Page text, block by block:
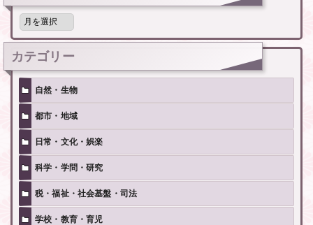
月
記
事
カテゴリー
自然・生物
都市・地域
日常・文化・娯楽
科学・学問・研究
税・福祉・社会基盤・司法
学校・教育・育児